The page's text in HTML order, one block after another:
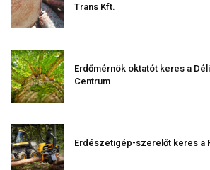
Trans Kft.
Erdőmérnök oktatót keres a
Centrum
Erdészetigép-szerelőt keres a